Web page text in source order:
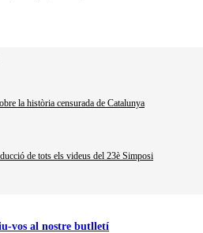
la història censurada de Catalunya
de tots els videus del 23è Simposi
vos al nostre butlletí